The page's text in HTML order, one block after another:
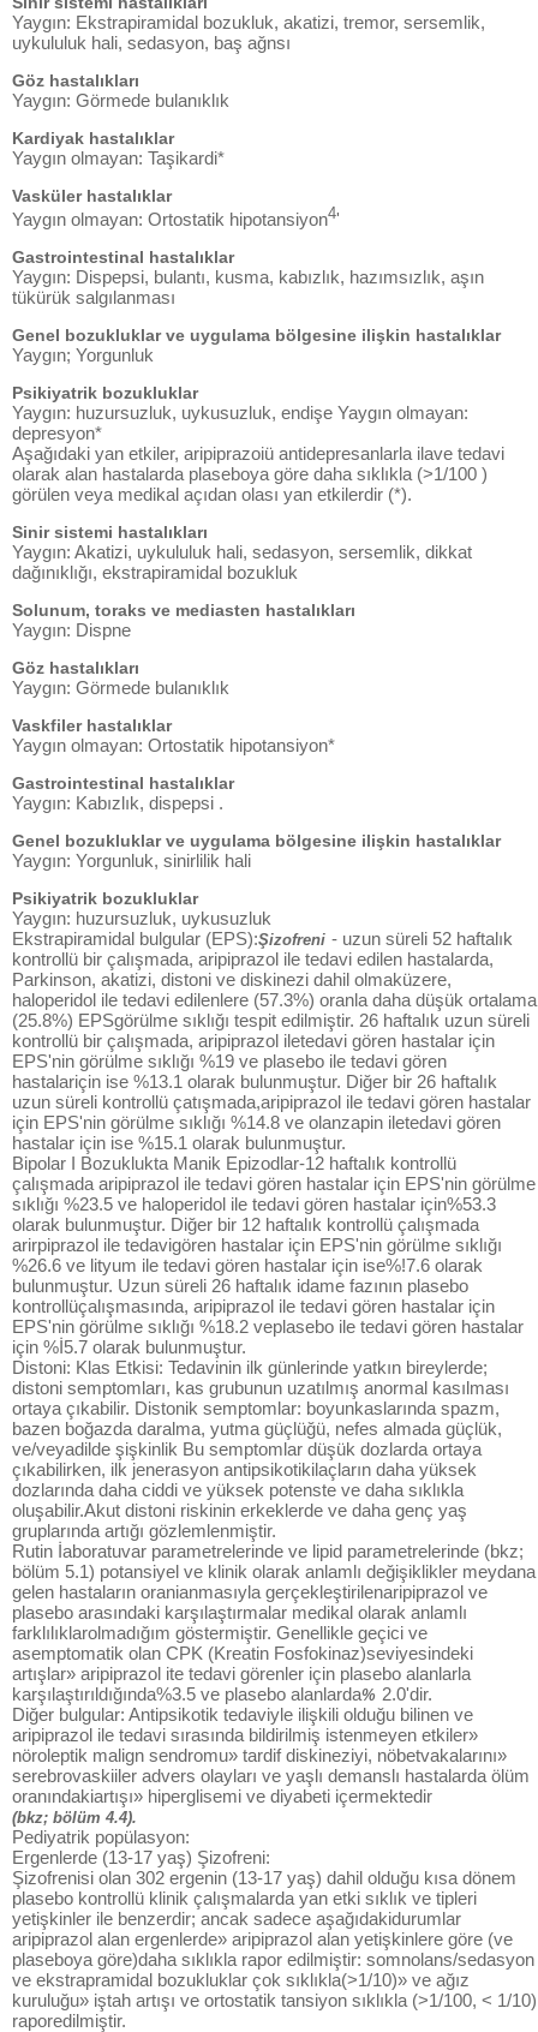
Yaygın: Ekstrapiramidal bozukluk, akatizi, tremor, sersemlik,
uykululuk hali, sedasyon, baş ağnsı
Göz hastalıkları
Yaygın: Görmede bulanıklık
Kardiyak hastalıklar
Yaygın olmayan: Taşikardi*
Vasküler hastalıklar
Yaygın olmayan: Ortostatik hipotansiyon4'
Gastrointestinal hastalıklar
Yaygın: Dispepsi, bulantı, kusma, kabızlık, hazımsızlık, aşın
tükürük salgılanması
Genel bozukluklar ve uygulama bölgesine ilişkin hastalıklar
Yaygın; Yorgunluk
Psikiyatrik bozukluklar
Yaygın: huzursuzluk, uykusuzluk, endişe Yaygın olmayan:
depresyon*
Aşağıdaki yan etkiler, aripiprazoiü antidepresanlarla ilave tedavi
olarak alan hastalarda plaseboya göre daha sıklıkla (>1/100 )
görülen veya medikal açıdan olası yan etkilerdir (*).
Sinir sistemi hastalıkları
Yaygın: Akatizi, uykululuk hali, sedasyon, sersemlik, dikkat
dağınıklığı, ekstrapiramidal bozukluk
Solunum, toraks ve mediasten hastalıkları
Yaygın: Dispne
Göz hastalıkları
Yaygın: Görmede bulanıklık
Vaskfiler hastalıklar
Yaygın olmayan: Ortostatik hipotansiyon*
Gastrointestinal hastalıklar
Yaygın: Kabızlık, dispepsi .
Genel bozukluklar ve uygulama bölgesine ilişkin hastalıklar
Yaygın: Yorgunluk, sinirlilik hali
Psikiyatrik bozukluklar
Yaygın: huzursuzluk, uykusuzluk
Ekstrapiramidal bulgular (EPS):Şizofreni - uzun süreli 52 haftalık
kontrollü bir çalışmada, aripiprazol ile tedavi edilen hastalarda,
Parkinson, akatizi, distoni ve diskinezi dahil olmaküzere,
haloperidol ile tedavi edilenlere (57.3%) oranla daha düşük ortalama
(25.8%) EPSgörülme sıklığı tespit edilmiştir. 26 haftalık uzun süreli
kontrollü bir çalışmada, aripiprazol iletedavi gören hastalar için
EPS'nin görülme sıklığı %19 ve plasebo ile tedavi gören
hastalariçin ise %13.1 olarak bulunmuştur. Diğer bir 26 haftalık
uzun süreli kontrollü çatışmada,aripiprazol ile tedavi gören hastalar
için EPS'nin görülme sıklığı %14.8 ve olanzapin iletedavi gören
hastalar için ise %15.1 olarak bulunmuştur.
Bipolar I Bozuklukta Manik Epizodlar-12 haftalık kontrollü
çalışmada aripiprazol ile tedavi gören hastalar için EPS'nin görülme
sıklığı %23.5 ve haloperidol ile tedavi gören hastalar için%53.3
olarak bulunmuştur. Diğer bir 12 haftalık kontrollü çalışmada
arirpiprazol ile tedavigören hastalar için EPS'nin görülme sıklığı
%26.6 ve lityum ile tedavi gören hastalar için ise%!7.6 olarak
bulunmuştur. Uzun süreli 26 haftalık idame fazının plasebo
kontrollüçalışmasında, aripiprazol ile tedavi gören hastalar için
EPS'nin görülme sıklığı %18.2 veplasebo ile tedavi gören hastalar
için %İ5.7 olarak bulunmuştur.
Distoni: Klas Etkisi: Tedavinin ilk günlerinde yatkın bireylerde;
distoni semptomları, kas grubunun uzatılmış anormal kasılması
ortaya çıkabilir. Distonik semptomlar: boyunkaslarında spazm,
bazen boğazda daralma, yutma güçlüğü, nefes almada güçlük,
ve/veyadilde şişkinlik Bu semptomlar düşük dozlarda ortaya
çıkabilirken, ilk jenerasyon antipsikotikilaçların daha yüksek
dozlarında daha ciddi ve yüksek potenste ve daha sıklıkla
oluşabilir.Akut distoni riskinin erkeklerde ve daha genç yaş
gruplarında artığı gözlemlenmiştir.
Rutin İaboratuvar parametrelerinde ve lipid parametrelerinde (bkz;
bölüm 5.1) potansiyel ve klinik olarak anlamlı değişiklikler meydana
gelen hastaların oranianmasıyla gerçekleştirilenaripiprazol ve
plasebo arasındaki karşılaştırmalar medikal olarak anlamlı
farklılıklarolmadığım göstermiştir. Genellikle geçici ve
asemptomatik olan CPK (Kreatin Fosfokinaz)seviyesindeki
artışlar» aripiprazol ite tedavi görenler için plasebo alanlarla
karşılaştırıldığında%3.5 ve plasebo alanlarda% 2.0'dir.
Diğer bulgular: Antipsikotik tedaviyle ilişkili olduğu bilinen ve
aripiprazol ile tedavi sırasında bildirilmiş istenmeyen etkiler»
nöroleptik malign sendromu» tardif diskineziyi, nöbetvakalarını»
serebrovaskiiler advers olayları ve yaşlı demanslı hastalarda ölüm
oranındakiartışı» hiperglisemi ve diyabeti içermektedir
(bkz; bölüm 4.4).
Pediyatrik popülasyon:
Ergenlerde (13-17 yaş) Şizofreni:
Şizofrenisi olan 302 ergenin (13-17 yaş) dahil olduğu kısa dönem
plasebo kontrollü klinik çalışmalarda yan etki sıklık ve tipleri
yetişkinler ile benzerdir; ancak sadece aşağıdakidurumlar
aripiprazol alan ergenlerde» aripiprazol alan yetişkinlere göre (ve
plaseboya göre)daha sıklıkla rapor edilmiştir: somnolans/sedasyon
ve ekstrapramidal bozukluklar çok sıklıkla(>1/10)» ve ağız
kuruluğu» iştah artışı ve ortostatik tansiyon sıklıkla (>1/100, < 1/10)
raporedilmiştir.